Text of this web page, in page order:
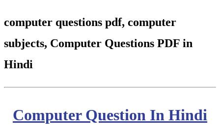
computer questions pdf, computer
subjects, Computer Questions PDF in
Hindi
Computer Question In Hindi